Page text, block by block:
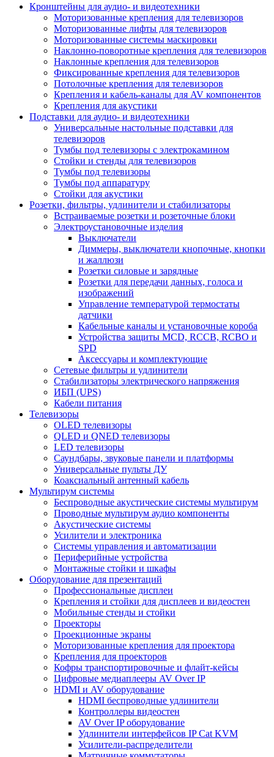
Кронштейны для аудио- и видеотехники
Моторизованные крепления для телевизоров
Моторизованные лифты для телевизоров
Моторизованные системы маскировки
Наклонно-поворотные крепления для телевизоров
Наклонные крепления для телевизоров
Фиксированные крепления для телевизоров
Потолочные крепления для телевизоров
Крепления и кабель-каналы для AV компонентов
Крепления для акустики
Подставки для аудио- и видеотехники
Универсальные настольные подставки для
телевизоров
Тумбы под телевизоры с электрокамином
Стойки и стенды для телевизоров
Тумбы под телевизоры
Тумбы под аппаратуру
Стойки для акустики
Розетки, фильтры, удлинители и стабилизаторы
Встраиваемые розетки и розеточные блоки
Электроустановочные изделия
Выключатели
Диммеры, выключатели кнопочные, кнопки
и жаллюзи
Розетки силовые и зарядные
Розетки для передачи данных, голоса и
изображений
Управление температурой термостаты
датчики
Кабельные каналы и установочные короба
Устройства защиты MCD, RCCB, RCBO и
SPD
Аксессуары и комплектующие
Сетевые фильтры и удлинители
Стабилизаторы электрического напряжения
ИБП (UPS)
Кабели питания
Телевизоры
OLED телевизоры
QLED и QNED телевизоры
LED телевизоры
Саундбары, звуковые панели и платформы
Универсальные пульты ДУ
Коаксиальный антенный кабель
Мультирум системы
Беспроводные акустические системы мультирум
Проводные мультирум аудио компоненты
Акустические системы
Усилители и электроника
Системы управления и автоматизации
Периферийные устройства
Монтажные стойки и шкафы
Оборудование для презентаций
Профессиональные дисплеи
Крепления и стойки для дисплеев и видеостен
Мобильные стенды и стойки
Проекторы
Проекционные экраны
Моторизованные крепления для проектора
Крепления для проекторов
Кофры транспортировочные и флайт-кейсы
Цифровые медиаплееры AV Over IP
HDMI и AV оборудование
HDMI беспроводные удлинители
Контроллеры видеостен
AV Over IP оборудование
Удлинители интерфейсов IP Cat KVM
Усилители-распределители